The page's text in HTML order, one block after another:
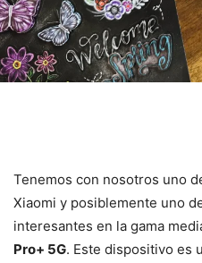
Tenemos con nosotros uno
Xiaomi y posiblemente uno
interesantes en la gama
Pro+ 5G. Este dispositivo es